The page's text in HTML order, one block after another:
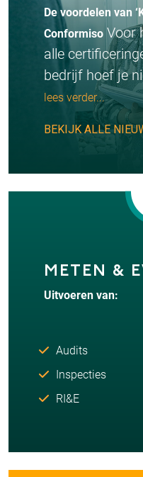
De voordelen van
Conformiso Voor
alle
bedrijf hoef je
lees verder...
BEKIJK ALLE
METEN &
Uitvoeren van:
Audits
Inspecties
RI&E